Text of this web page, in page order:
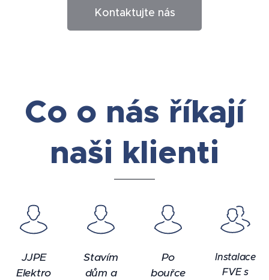
Kontaktujte nás
Co o nás říkají
naši klienti
JJPE
Elektro
Stavím
dům a
Po
bouřce
Instalace
FVE s